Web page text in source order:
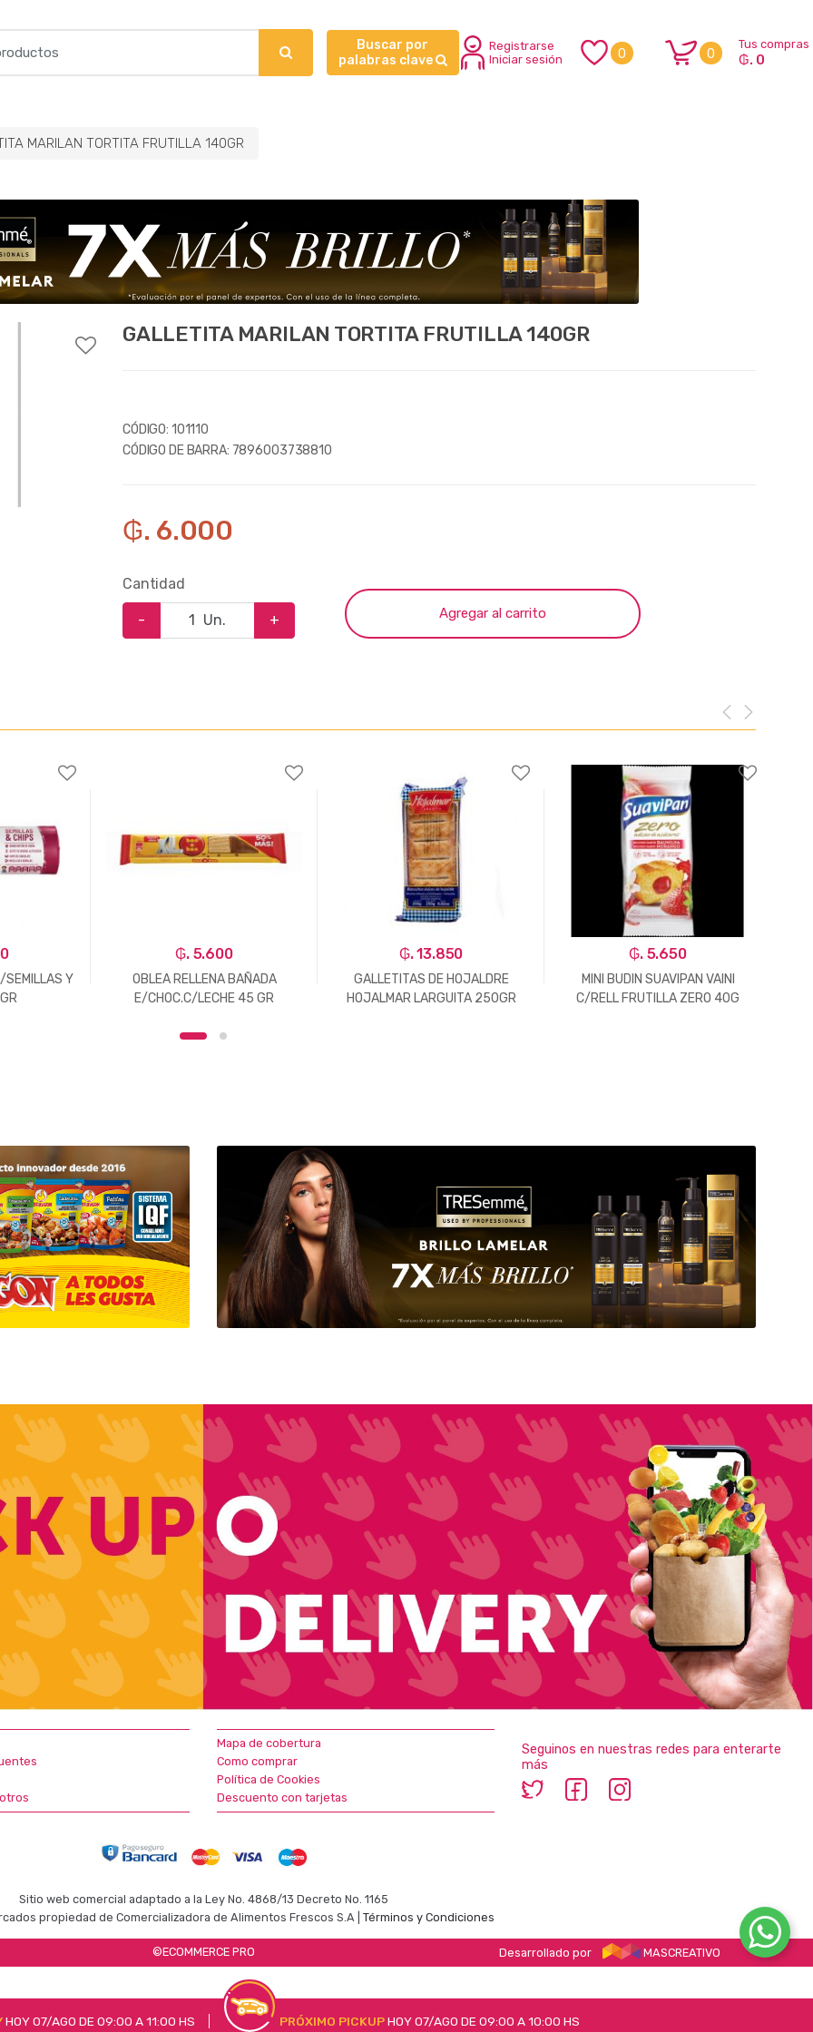
Buscar por
palabras clave
Registrarse
Iniciar sesión
0 0
Tus compras
₲. 0
MARILAN TORTITA FRUTILLA 140GR
GALLETITA MARILAN TORTITA FRUTILLA 140GR
CÓDIGO: 101110
CÓDIGO DE BARRA: 7896003738810
₲. 6.000
Cantidad
- Un. + Agregar al carrito
SEMILLAS Y
₲. 5.600
OBLEA RELLENA BAÑADA
E/CHOC.C/LECHE 45 GR
₲. 13.850
GALLETITAS DE HOJALDRE
HOJALMAR LARGUITA 250GR
₲. 5.650
MINI BUDIN SUAVIPAN VAINI
C/RELL FRUTILLA ZERO 40G
Mapa de cobertura
Como comprar
Política de Cookies
Descuento con tarjetas
Seguinos en nuestras redes para enterarte
más
Sitio web comercial adaptado a la Ley No. 4868/13 Decreto No. 1165
propiedad de Comercializadora de Alimentos Frescos S.A | Términos y Condiciones
©ECOMMERCE PRO Desarrollado por MASCREATIVO
HOY 07/AGO DE 09:00 A 11:00 HS PRÓXIMO PICKUP HOY 07/AGO DE 09:00 A 10:00 HS